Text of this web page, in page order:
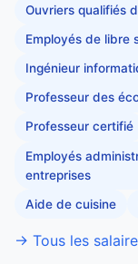
Ouvriers qualifiés
Employés de libre
Ingénieur
Professeur des
Professeur certifié
Employés
entreprises
Aide de cuisine
→ Tous les